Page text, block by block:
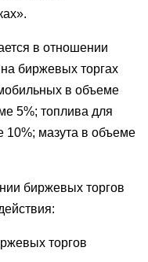
в отношении
биржевых торгах
в объеме
5%; топлива для
10%; мазута в объеме
биржевых торгов
торгов